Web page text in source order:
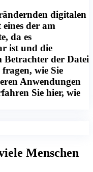
digitalen
der am
da es
ist und die
der Datei
wie Sie
Anwendungen
Sie hier, wie
Menschen